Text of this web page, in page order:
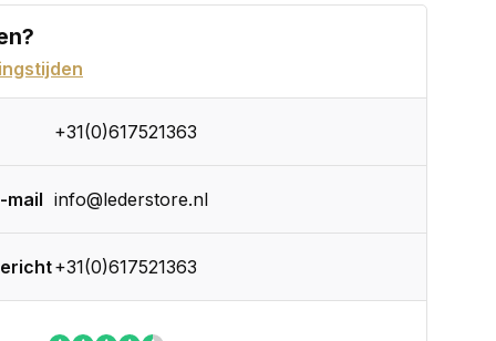
+31(0)617521363
mail info@lederstore.nl
+31(0)617521363